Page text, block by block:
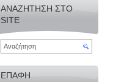
ΑΝΑΖΉΤΗΣΗ ΣΤΟ
SITE
ΕΠΑΦΉ